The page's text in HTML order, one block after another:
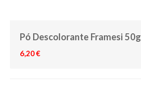
Pó Descolorante Framesi 50g
6,20 €